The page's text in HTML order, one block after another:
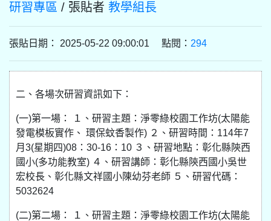
研習專區 / 張貼者 教學組長
張貼日期： 2025-05-22 09:00:01 點閱： 294
二、各場次研習資訊如下：
(一)第一場： １、研習主題：淨零綠校園工作坊(太陽能
發電模板實作、 環保蚊香製作) ２、研習時間：114年7
月3(星期四)08：30-16：10 ３、研習地點：彰化縣陝西
國小(多功能教室) ４、研習講師：彰化縣陝西國小吳世
宏校長、彰化縣文祥國小陳幼芬老師 ５、研習代碼：
5032624
(二)第二場： １、研習主題：淨零綠校園工作坊(太陽能